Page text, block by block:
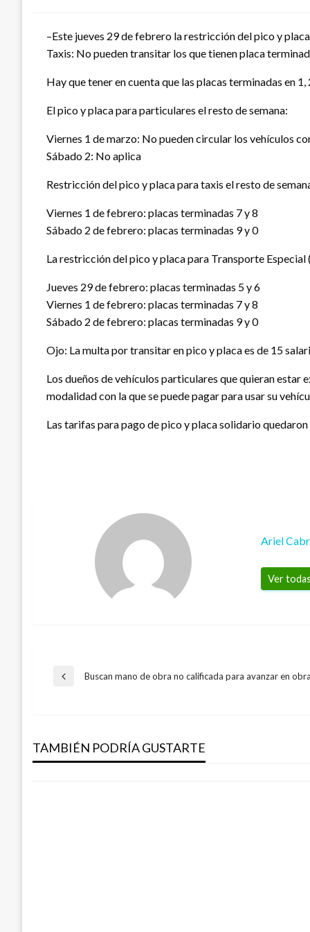
–Este jueves 29 de febrero la restricción del pico y
Taxis: No pueden transitar los que tienen placa
Hay que tener en cuenta que las placas terminadas en
El pico y placa para particulares el resto de semana:
Viernes 1 de marzo: No pueden circular los vehículos
Sábado 2: No aplica
Restricción del pico y placa para taxis el resto de
Viernes 1 de febrero: placas terminadas 7 y 8
Sábado 2 de febrero: placas terminadas 9 y 0
La restricción del pico y placa para Transporte
Jueves 29 de febrero: placas terminadas 5 y 6
Viernes 1 de febrero: placas terminadas 7 y 8
Sábado 2 de febrero: placas terminadas 9 y 0
Ojo: La multa por transitar en pico y placa es de 15
Los dueños de vehículos particulares que quieran estar
modalidad con la que se puede pagar para usar su
Las tarifas para pago de pico y placa solidario
Ariel
Ver
Navegación
entradas
Entrada
Buscan mano de obra no calificada para avanzar en
TAMBIÉN PODRÍA GUSTARTE
junio
Giovanni Alarcón M. martes junio 20, 2017